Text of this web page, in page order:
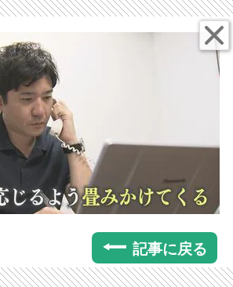
記事に戻る